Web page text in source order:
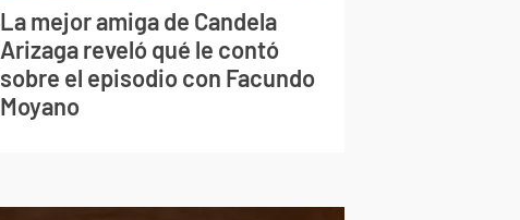
La mejor amiga de Candela
Arizaga reveló qué le contó
sobre el episodio con Facundo
Moyano